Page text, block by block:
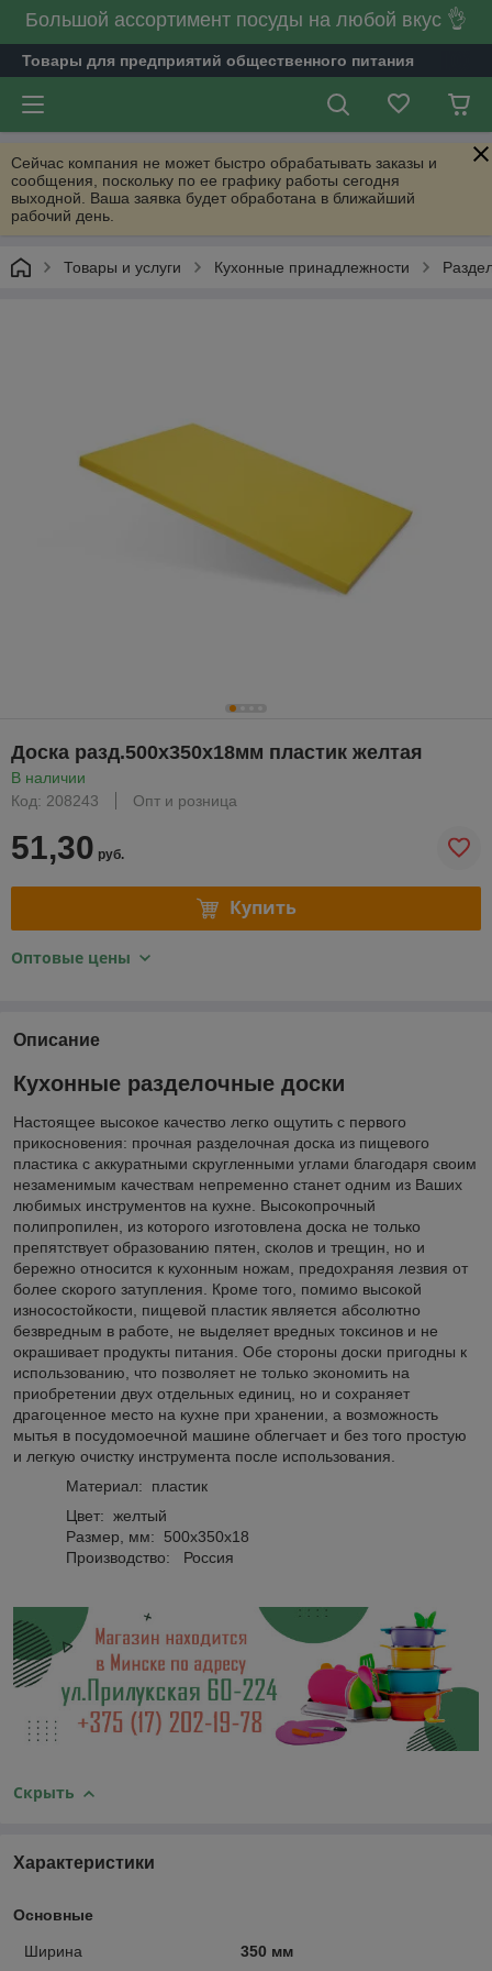
Большой ассортимент посуды на любой вкус 👌
Товары для предприятий общественного питания
Сейчас компания не может быстро обрабатывать заказы и
сообщения, поскольку по ее графику работы сегодня
выходной. Ваша заявка будет обработана в ближайший
рабочий день.
Товары и услуги Кухонные принадлежности
Доска разд.500х350х18мм пластик желтая
В наличии
Код: 208243
Опт и розница
51,30 руб.
Купить
Оптовые цены
Описание
Кухонные разделочные доски
Настоящее высокое качество легко ощутить с первого
прикосновения: прочная разделочная доска из пищевого
пластика с аккуратными скругленными углами благодаря своим
незаменимым качествам непременно станет одним из Ваших
любимых инструментов на кухне. Высокопрочный
полипропилен, из которого изготовлена доска не только
препятствует образованию пятен, сколов и трещин, но и
бережно относится к кухонным ножам, предохраняя лезвия от
более скорого затупления. Кроме того, помимо высокой
износостойкости, пищевой пластик является абсолютно
безвредным в работе, не выделяет вредных токсинов и не
окрашивает продукты питания. Обе стороны доски пригодны к
использованию, что позволяет не только экономить на
приобретении двух отдельных единиц, но и сохраняет
драгоценное место на кухне при хранении, а возможность
мытья в посудомоечной машине облегчает и без того простую
и легкую очистку инструмента после использования.
Материал: пластик
Цвет: желтый
Размер, мм: 500х350х18
Производство: Россия
Скрыть
Характеристики
Основные
Ширина 350 мм